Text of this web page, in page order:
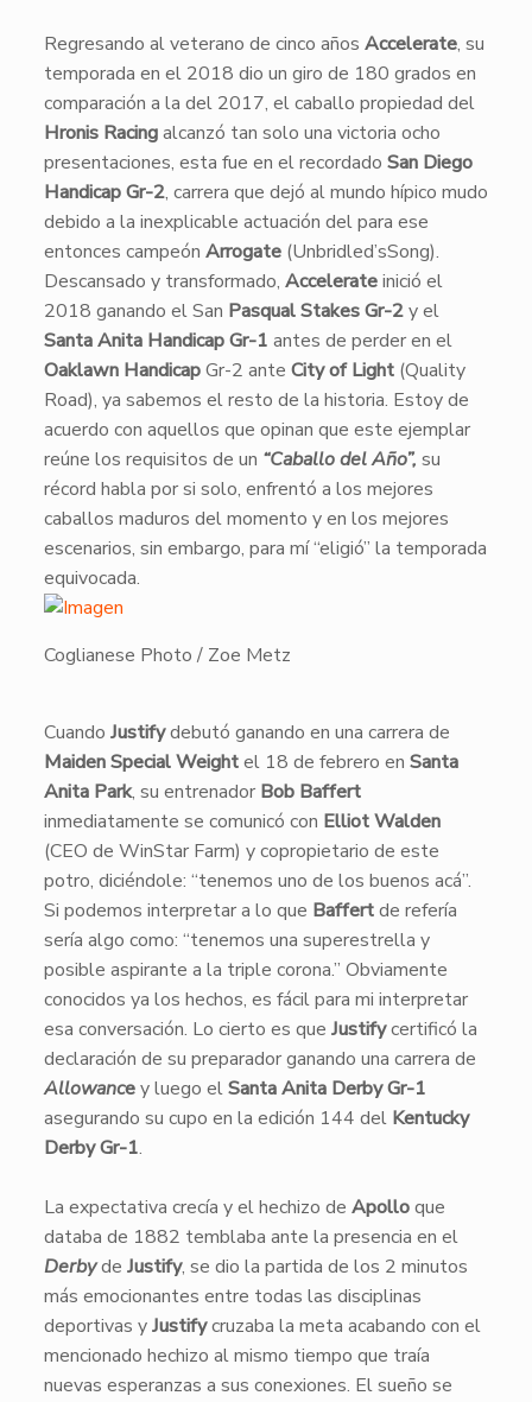
​Regresando al veterano de cinco años Accelerate, su
temporada en el 2018 dio un giro de 180 grados en
comparación a la del 2017, el caballo propiedad del
Hronis Racingalcanzó tan solo una victoria ocho
presentaciones, esta fue en el recordado San Diego
Handicap Gr-2, carrera que dejó al mundo hípico mudo
debido a la inexplicable actuación del para ese
entonces campeón Arrogate(Unbridled’sSong).
Descansado y transformado, Accelerateinició el
2018 ganando el San Pasqual Stakes Gr-2y el
Santa Anita HandicapGr-1 antes de perder en el
Oaklawn HandicapGr-2 ante City of Light(Quality
Road), ya sabemos el resto de la historia. Estoy de
acuerdo con aquellos que opinan que este ejemplar
reúne los requisitos de un “Caballo del Año”, su
récord habla por si solo, enfrentó a los mejores
caballos maduros del momento y en los mejores
escenarios, sin embargo, para mí “eligió” la temporada
equivocada.
Coglianese Photo / Zoe Metz
Cuando Justifydebutó ganando en una carrera de
Maiden Special Weightel 18 de febrero en Santa
Anita Park, su entrenador Bob Baffert
inmediatamente se comunicó con Elliot Walden
(CEO de WinStar Farm) y copropietario de este
potro, diciéndole: “tenemos uno de los buenos acá”.
Si podemos interpretar a lo que Baffertde refería
sería algo como: “tenemos una superestrella y
posible aspirante a la triple corona.” Obviamente
conocidos ya los hechos, es fácil para mi interpretar
esa conversación. Lo cierto es que Justifycertificó la
declaración de su preparador ganando una carrera de
Allowancey luego elSanta Anita Derby Gr-1
asegurando su cupo en la edición 144 del Kentucky
Derby Gr-1.
La expectativa crecía y el hechizo de Apolloque
databa de 1882 temblaba ante la presencia en el
Derbyde Justify, se dio la partida de los 2 minutos
más emocionantes entre todas las disciplinas
deportivas yJustifycruzaba la meta acabando con el
mencionado hechizo al mismo tiempo que traía
nuevas esperanzas a sus conexiones. El sueño se